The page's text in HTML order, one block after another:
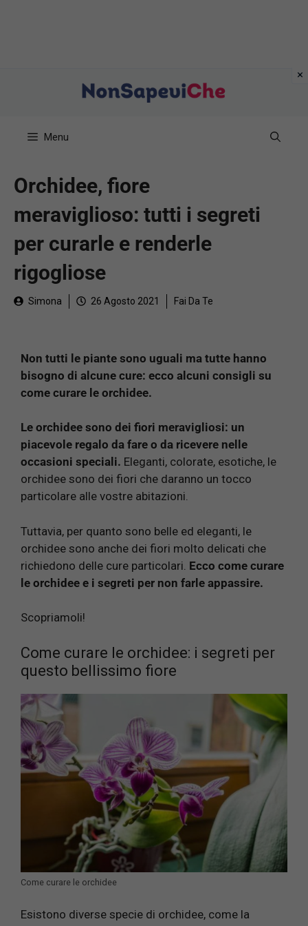
Menu
Orchidee, fiore
meraviglioso: tutti i segreti
per curarle e renderle
rigogliose
Simona 26 Agosto 2021 Fai Da Te
Non tutti le piante sono uguali ma tutte hanno
bisogno di alcune cure: ecco alcuni consigli su
come curare le orchidee.
Le orchidee sono dei fiori meravigliosi: un
piacevole regalo da fare o da ricevere nelle
occasioni speciali. Eleganti, colorate, esotiche, le
orchidee sono dei fiori che daranno un tocco
particolare alle vostre abitazioni.
Tuttavia, per quanto sono belle ed eleganti, le
orchidee sono anche dei fiori molto delicati che
richiedono delle cure particolari. Ecco come curare
le orchidee e i segreti per non farle appassire.
Scopriamoli!
Come curare le orchidee: i segreti per
questo bellissimo fiore
Come curare le orchidee
Esistono diverse specie di orchidee, come la